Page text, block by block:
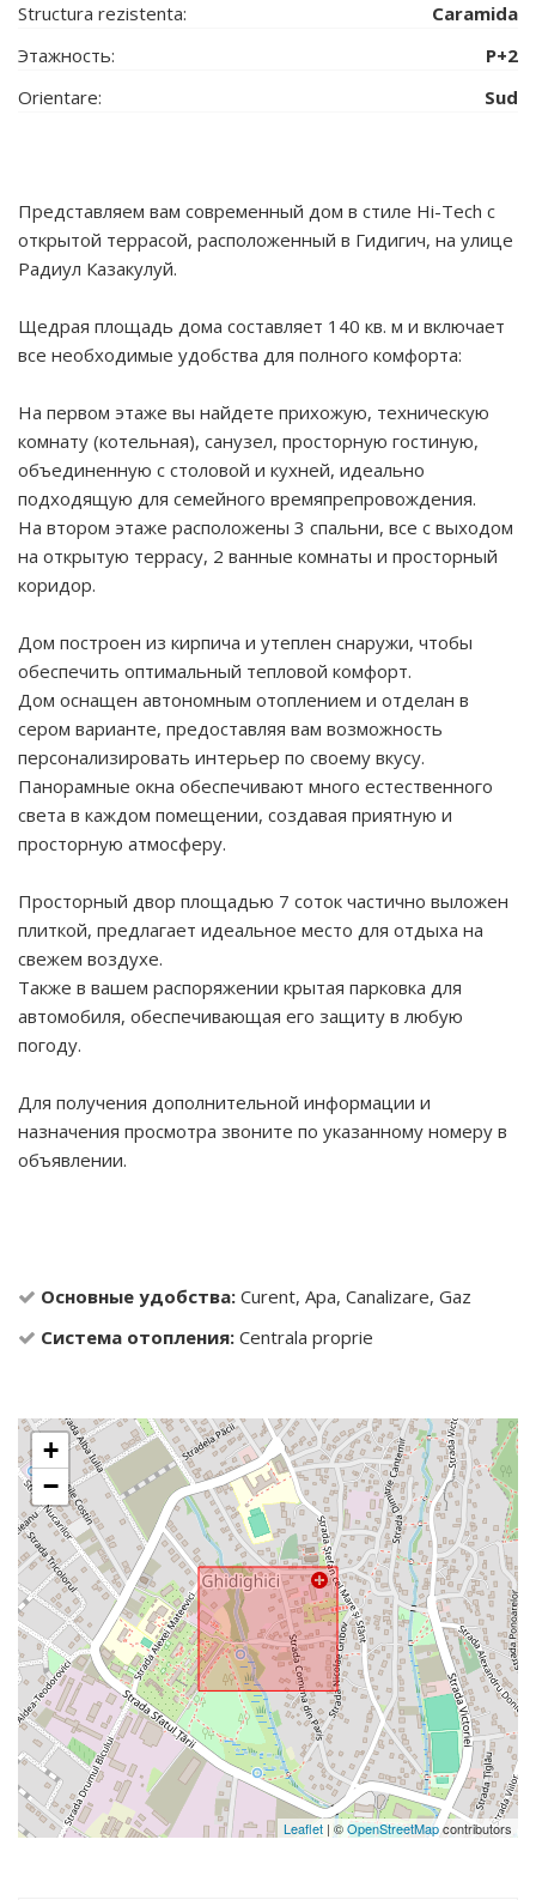
Structura rezistenta:
Caramida
Этажность:
P+2
Orientare:
Sud
Представляем вам современный дом в стиле Hi-Tech с
открытой террасой, расположенный в Гидигич, на улице
Радиул Казакулуй.
Щедрая площадь дома составляет 140 кв. м и включает
все необходимые удобства для полного комфорта:
На первом этаже вы найдете прихожую, техническую
комнату (котельная), санузел, просторную гостиную,
объединенную с столовой и кухней, идеально
подходящую для семейного времяпрепровождения.
На втором этаже расположены 3 спальни, все с выходом
на открытую террасу, 2 ванные комнаты и просторный
коридор.
Дом построен из кирпича и утеплен снаружи, чтобы
обеспечить оптимальный тепловой комфорт.
Дом оснащен автономным отоплением и отделан в
сером варианте, предоставляя вам возможность
персонализировать интерьер по своему вкусу.
Панорамные окна обеспечивают много естественного
света в каждом помещении, создавая приятную и
просторную атмосферу.
Просторный двор площадью 7 соток частично выложен
плиткой, предлагает идеальное место для отдыха на
свежем воздухе.
Также в вашем распоряжении крытая парковка для
автомобиля, обеспечивающая его защиту в любую
погоду.
Для получения дополнительной информации и
назначения просмотра звоните по указанному номеру в
объявлении.
Основные удобства: Curent, Apa, Canalizare, Gaz
Система отопления: Centrala proprie
+
−
Leaflet | ©OpenStreetMapcontributors